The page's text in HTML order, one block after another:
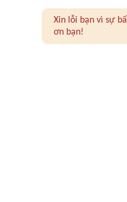
Xin lỗi bạn vì sự
ơn bạn!